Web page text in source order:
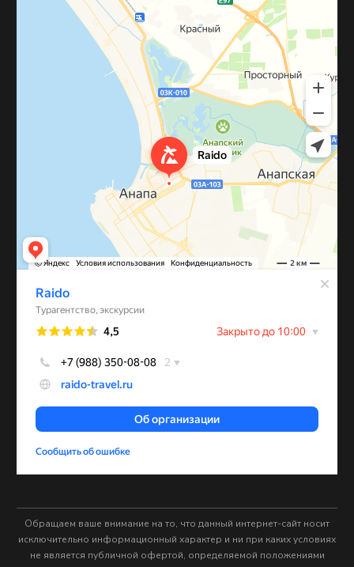
Обращаем ваше внимание на то, что данный интернет-сайт носит
исключительно информационный характер и ни при каких условиях
не является публичной офертой, определяемой положениями